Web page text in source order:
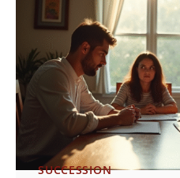
SUCCESSION